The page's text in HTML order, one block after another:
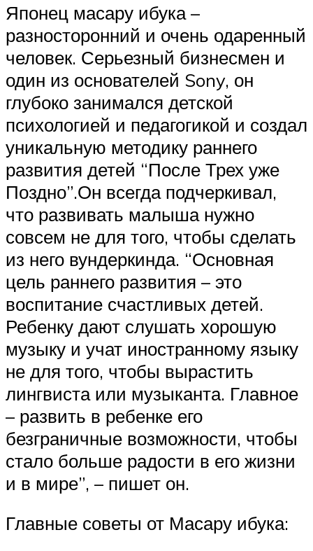
Японец масару ибука –
разносторонний и очень одаренный
человек. Серьезный бизнесмен и
один из основателей Sony, он
глубоко занимался детской
психологией и педагогикой и создал
уникальную методику раннего
развития детей “После Трех уже
Поздно”.Он всегда подчеркивал,
что развивать малыша нужно
совсем не для того, чтобы сделать
из него вундеркинда. “Основная
цель раннего развития – это
воспитание счастливых детей.
Ребенку дают слушать хорошую
музыку и учат иностранному языку
не для того, чтобы вырастить
лингвиста или музыканта. Главное
– развить в ребенке его
безграничные возможности, чтобы
стало больше радости в его жизни
и в мире”, – пишет он.
Главные советы от Масару ибука: